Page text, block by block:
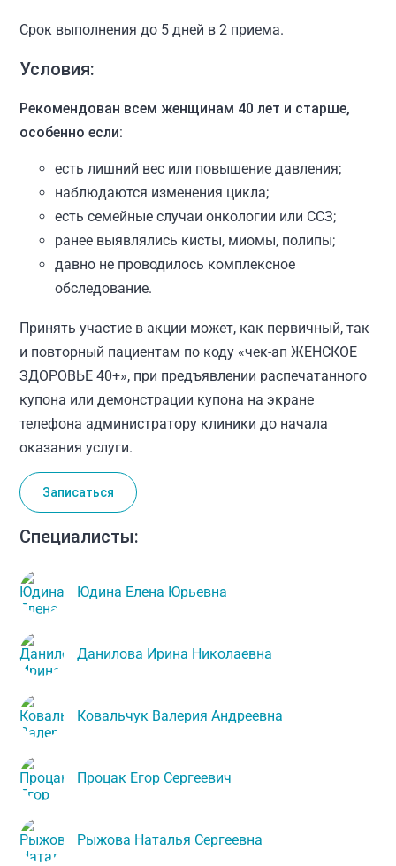
Срок выполнения до 5 дней в 2 приема.
Условия:
Рекомендован всем женщинам 40 лет и старше,
особенно если:
есть лишний вес или повышение давления;
наблюдаются изменения цикла;
есть семейные случаи онкологии или ССЗ;
ранее выявлялись кисты, миомы, полипы;
давно не проводилось комплексное
обследование.
Принять участие в акции может, как первичный, так
и повторный пациентам по коду «чек-ап ЖЕНСКОЕ
ЗДОРОВЬЕ 40+», при предъявлении распечатанного
купона или демонстрации купона на экране
телефона администратору клиники до начала
оказания услуги.
Записаться
Cпециалисты:
Юдина Елена Юрьевна
Данилова Ирина Николаевна
Ковальчук Валерия Андреевна
Процак Егор Сергеевич
Рыжова Наталья Сергеевна